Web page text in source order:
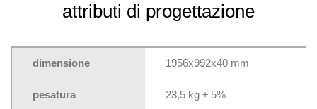
attributi di progettazione
dimensione 1956x992x40 mm
pesatura 23,5 kg ± 5%